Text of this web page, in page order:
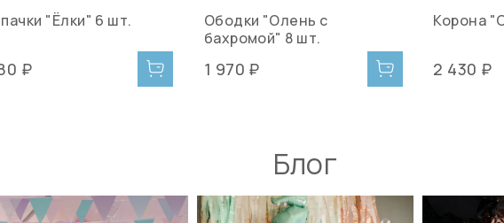
"Ёлки" 6 шт.
₽
Ободки "Олень с
бахромой" 8 шт.
1 970 ₽
Корона
2 430 ₽
Блог